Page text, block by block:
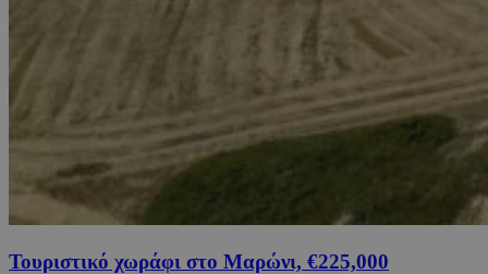
Τουριστικό χωράφι στο Μαρώνι, €225,000